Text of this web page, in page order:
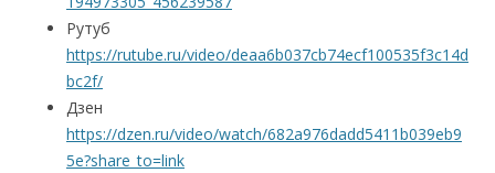
Рутуб
https://rutube.ru/video/deaa6b037cb74ecf100535f3c14d
bc2f/
Дзен
https://dzen.ru/video/watch/682a976dadd5411b039eb9
5e?share_to=link